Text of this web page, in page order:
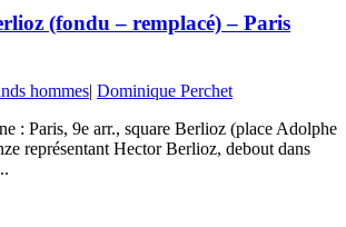
(fondu – remplacé) – Paris
hommes| Dominique Perchet
: Paris, 9e arr., square Berlioz (place Adolphe
représentant Hector Berlioz, debout dans